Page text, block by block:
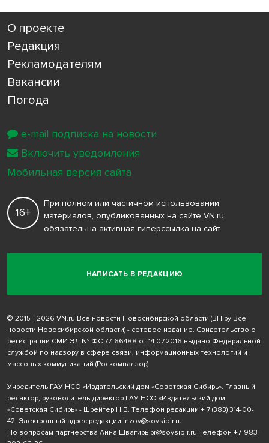
О проекте
Редакция
Рекламодателям
Вакансии
Погода
НАПИСАТЬ В РЕДАКЦИЮ
16+
При полном или частичном использовании
материалов, опубликованных на сайте VN.ru,
обязательна активная гиперссылка на сайт
© 2015 - 2026 VN.ru Все новости Новосибирской области (ВН.ру Все
новости Новосибирской области) - сетевое издание. Свидетельство о
регистрации СМИ ЭЛ № ФС 77-66488 от 14.07.2016 выдано Федеральной
службой по надзору в сфере связи, информационных технологий и
массовых коммуникаций (Роскомнадзор)
Учредитель ГАУ НСО «Издательский дом «Советская Сибирь». Главный
редактор, руководитель-директор ГАУ НСО «Издательский дом
«Советская Сибирь» - Шрейтер Н.В. Телефон редакции + 7 (383) 314-00-
42; Электронный адрес редакции inzov@sovsibir.ru
По вопросам партнерства Анна Швагирь pr@sovsibir.ru Телефон +7-983-
e-mail подписка на новости
Включить уведомления
Мобильная версия сайта